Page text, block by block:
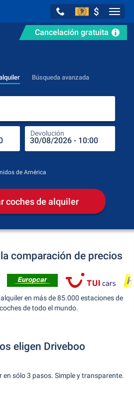
$
Cancelación gratuita
Búsqueda avanzada
Devolución
de América
coches de alquiler
comparación de precios
en más de 85.000 estaciones de
de todo el mundo.
eligen Driveboo
en sólo 3 pasos. Simple y transparente.